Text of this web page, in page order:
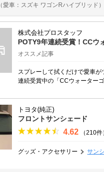
（愛車：スズキ ワゴンRハイブリッド）
株式会社プロスタッフ
POTY9年連続受賞！CCウ
オススメ記事
スプレーして拭くだけで愛車が
連続受賞中の「CCウォーターゴ
トヨタ(純正)
フロントサンシェード
4.62 （210件
グッズ・アクセサリー サン